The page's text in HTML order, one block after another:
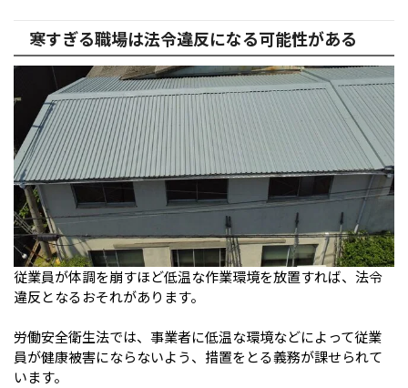
寒すぎる職場は法令違反になる可能性がある
従業員が体調を崩すほど低温な作業環境を放置すれば、法令
違反となるおそれがあります。
労働安全衛生法では、事業者に低温な環境などによって従業
員が健康被害にならないよう、措置をとる義務が課せられて
います。